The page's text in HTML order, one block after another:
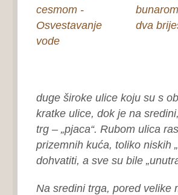
duge široke ulice koju su s
kratke ulice, dok je na
trg – „pjaca“. Rubom ulica
prizemnih kuća, toliko niskih
dohvatiti, a sve su bile
Na sredini trga, pored velike